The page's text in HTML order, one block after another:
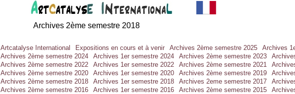
Archives 2ème semestre 2018
Artcatalyse International Expositions en cours et à venir Archives 2ème semestre 2025
Archives
Archives 2ème semestre 2024
Archives 1er semestre 2024 Archives 2ème semestre 2023
Archives 2ème semestre 2022
Archives 1er semestre 2022 Archives 2ème semestre 2021
Archives 2ème semestre 2020
Archives 1er semestre 2020 Archives 2ème semestre 2019
Archives 2ème semestre 2018
Archives 1er semestre 2018 Archives 2eme semestre 2017
Archives 2ème semestre 2016
Archives 1er semestre 2016 Archives 2ème semestre 2015